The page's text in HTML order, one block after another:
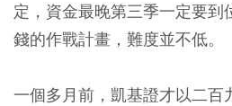
定，資金最晚第三季一定要到
錢的作戰計畫，難度並不低。
一個多月前，凱基證才以二百